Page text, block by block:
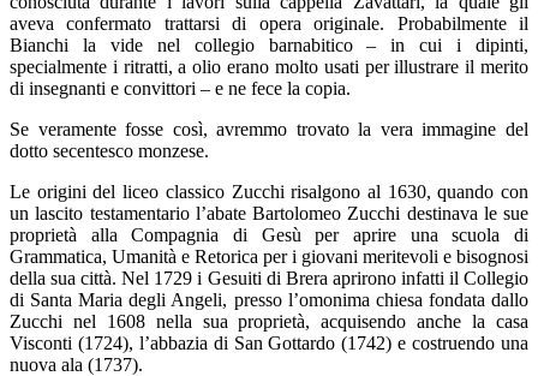
aveva confermato trattarsi di opera originale. Probabilmente il
Bianchi la vide nel collegio barnabitico – in cui i dipinti,
specialmente i ritratti, a olio erano molto usati per illustrare il merito
di insegnanti e convittori – e ne fece la copia.
Se veramente fosse così, avremmo trovato la vera immagine del
dotto secentesco monzese.
Le origini del liceo classico Zucchi risalgono al 1630, quando con
un lascito testamentario l’abate Bartolomeo Zucchi destinava le sue
proprietà alla Compagnia di Gesù per aprire una scuola di
Grammatica, Umanità e Retorica per i giovani meritevoli e bisognosi
della sua città. Nel 1729 i Gesuiti di Brera aprirono infatti il Collegio
di Santa Maria degli Angeli, presso l’omonima chiesa fondata dallo
Zucchi nel 1608 nella sua proprietà, acquisendo anche la casa
Visconti (1724), l’abbazia di San Gottardo (1742) e costruendo una
nuova ala (1737).